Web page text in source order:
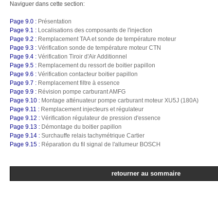
Naviguer dans cette section:
Page 9.0 : Présentation
Page 9.1 : Localisations des composants de l'injection
Page 9.2 : Remplacement TAA et sonde de température moteur
Page 9.3 : Vérification sonde de température moteur CTN
Page 9.4 : Vérification Tiroir d'Air Additionnel
Page 9.5 : Remplacement du ressort de boitier papillon
Page 9.6 : Vérification contacteur boitier papillon
Page 9.7 : Remplacement filtre à essence
Page 9.9 : Révision pompe carburant AMFG
Page 9.10 : Montage atténuateur pompe carburant moteur XU5J (180A)
Page 9.11 : Remplacement injecteurs et régulateur
Page 9.12 : Vérification régulateur de pression d'essence
Page 9.13 : Démontage du boitier papillon
Page 9.14 : Surchauffe relais tachymétrique Cartier
Page 9.15 : Réparation du fil signal de l'allumeur BOSCH
retourner au sommaire